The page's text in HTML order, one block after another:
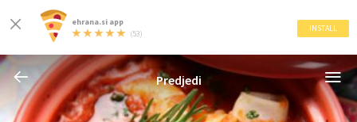
ehrana.si app
(53)
INSTALL
Predjedi